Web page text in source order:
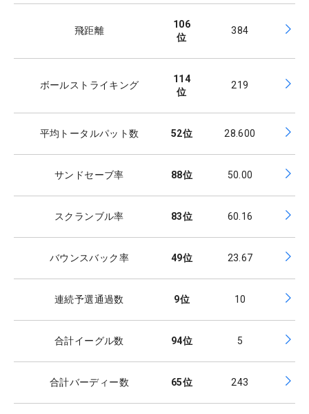
飛距離
106
位
384
ボールストライキング
114
位
219
平均トータルパット数 52位 28.600
サンドセーブ率 88位 50.00
スクランブル率 83位 60.16
バウンスバック率 49位 23.67
連続予選通過数 9位 10
合計イーグル数 94位 5
合計バーディー数 65位 243